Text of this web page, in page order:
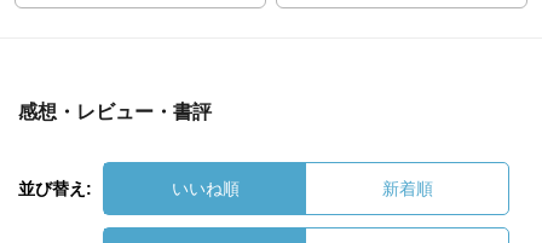
感想・レビュー・書評
並び替え: いいね順 新着順